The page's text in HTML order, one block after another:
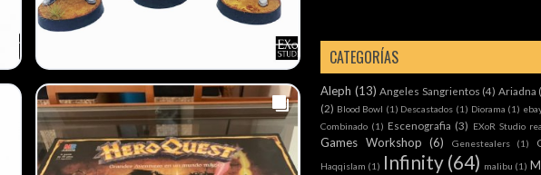
CATEGORÍAS
Aleph (13) Angeles Sangrientos (4) Ariadna
(2) Blood Bowl (1) Descastados (1) Diorama (1)
Combinado (1) Escenografia (3) EXoR Studio
Games Workshop (6) Genestealers (1)
Haqqislam (1) Infinity (64) malibu (1)